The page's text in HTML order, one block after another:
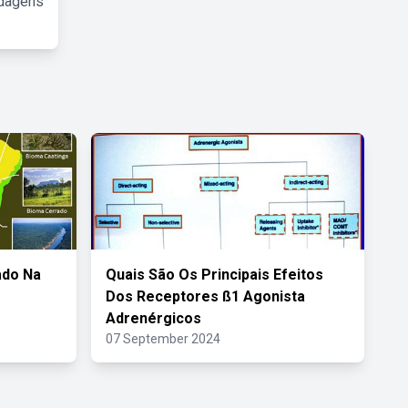
Na
Quais São Os Principais Efeitos
Dos Receptores ß1 Agonista
Adrenérgicos
07 September 2024